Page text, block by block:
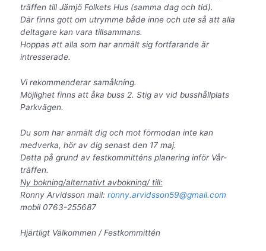
träffen till Jämjö Folkets Hus (samma dag och tid).
Där finns gott om utrymme både inne och ute så att alla
deltagare kan vara tillsammans.
Hoppas att alla som har anmält sig fortfarande är
intresserade.
Vi rekommenderar samåkning.
Möjlighet finns att åka buss 2. Stig av vid busshållplats
Parkvägen.
Du som har anmält dig och mot förmodan inte kan
medverka, hör av dig senast den 17 maj.
Detta på grund av festkommitténs planering inför Vår-
träffen.
Ny bokning/alternativt avbokning/ till:
Ronny Arvidsson mail: ronny.arvidsson59@gmail.com
mobil 0763-255687
Hjärtligt Välkommen / Festkommittén